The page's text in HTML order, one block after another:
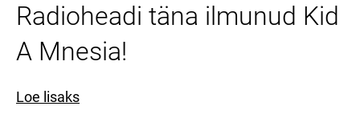
Radioheadi täna ilmunud Kid
A Mnesia!
Loe lisaks